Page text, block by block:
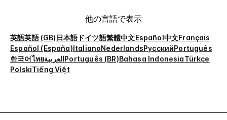
他の言語で表示
英語英語 (GB) 日本語 ドイツ語繁體中文Español中文Français
Español (España)ItalianoNederlandsРусскийPortuguês
한국어ไทยالعربيةPortuguês (BR)Bahasa IndonesiaTürkçe
PolskiTiếng Việt